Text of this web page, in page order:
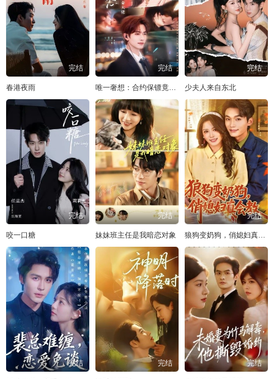
完结
春港夜雨
完结
唯一奢想：合约保镖竟是真命大佬
完结
少夫人来自东北
完结
咬一口糖
完结
妹妹班主任是我暗恋对象
完结
狼狗变奶狗，俏媳妇真会教
完结 完结 完结